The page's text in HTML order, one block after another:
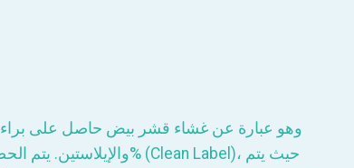
وهو عبارة عن غشاء قشر بيض حاصل على براءة